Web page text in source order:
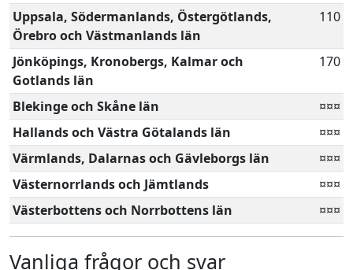
Uppsala, Södermanlands, Östergötlands,
Örebro och Västmanlands län
110
Jönköpings, Kronobergs, Kalmar och
Gotlands län
170
Blekinge och Skåne län
¤¤¤
Hallands och Västra Götalands län
¤¤¤
Värmlands, Dalarnas och Gävleborgs län
¤¤¤
Västernorrlands och Jämtlands
¤¤¤
Västerbottens och Norrbottens län
¤¤¤
Vanliga frågor och svar